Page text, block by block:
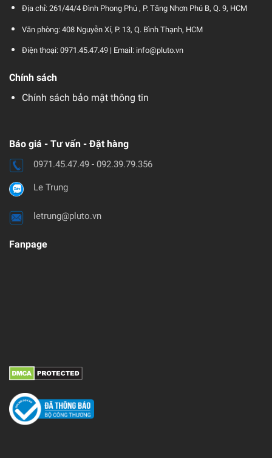
Địa chỉ: 261/44/4 Đình Phong Phú , P. Tăng Nhơn Phú B, Q. 9, HCM
Văn phòng: 408 Nguyễn Xí, P. 13, Q. Bình Thạnh, HCM
Điện thoại: 0971.45.47.49 | Email: info@pluto.vn
Chính sách
Chính sách bảo mật thông tin
Báo giá - Tư vấn - Đặt hàng
0971.45.47.49 - 092.39.79.356
Le Trung
letrung@pluto.vn
Fanpage